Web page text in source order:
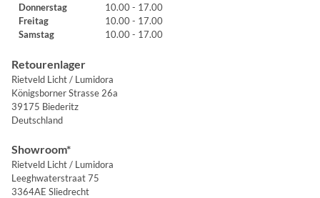
Donnerstag
10.00 - 17.00
Freitag
10.00 - 17.00
Samstag
10.00 - 17.00
Retourenlager
Rietveld Licht / Lumidora
Königsborner Strasse 26a
39175 Biederitz
Deutschland
Showroom*
Rietveld Licht / Lumidora
Leeghwaterstraat 75
3364AE Sliedrecht